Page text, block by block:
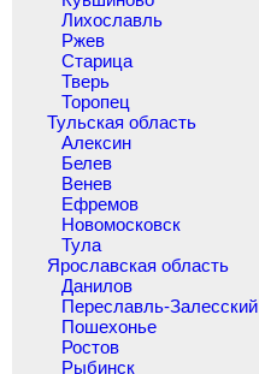
Лихославль
Ржев
Старица
Тверь
Торопец
Тульская область
Алексин
Белев
Венев
Ефремов
Новомосковск
Тула
Ярославская область
Данилов
Переславль-Залесский
Пошехонье
Ростов
Рыбинск